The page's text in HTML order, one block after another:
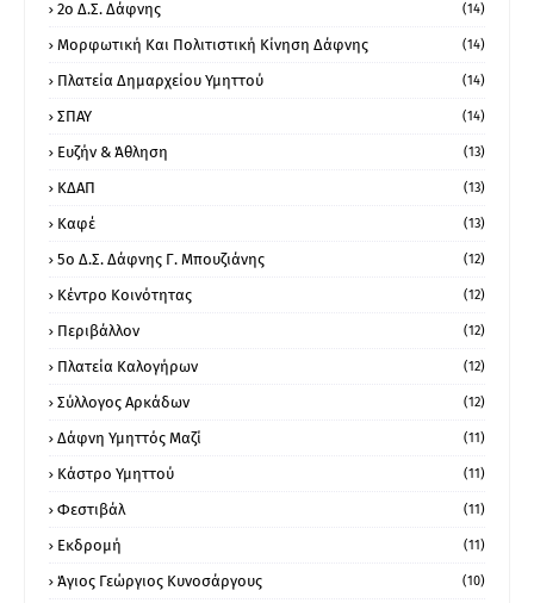
2ο Δ.Σ. Δάφνης (14)
Μορφωτική Και Πολιτιστική Κίνηση Δάφνης (14)
Πλατεία Δημαρχείου Υμηττού (14)
ΣΠΑΥ (14)
Ευζήν & Άθληση (13)
ΚΔΑΠ (13)
Καφέ (13)
5ο Δ.Σ. Δάφνης Γ. Μπουζιάνης (12)
Κέντρο Κοινότητας (12)
Περιβάλλον (12)
Πλατεία Καλογήρων (12)
Σύλλογος Αρκάδων (12)
Δάφνη Υμηττός Μαζί (11)
Κάστρο Υμηττού (11)
Φεστιβάλ (11)
Εκδρομή (11)
Άγιος Γεώργιος Κυνοσάργους (10)